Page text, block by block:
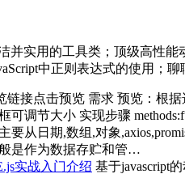
实用的工具类；顶级高性能
中正则表达式的使用；聊
链接点击预览 需求 预览：根
调节大小 实现步骤
要从日期,数组,对象
是作为数据存贮和管…
实战入门介绍 基于javascript